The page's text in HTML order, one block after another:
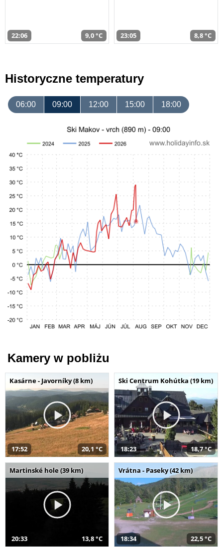
22:06 9,0 °C 23:05 8,8 °C
Historyczne temperatury
06:00 09:00 12:00 15:00 18:00
Kamery w pobliżu
Kasárne - Javorníky (8 km)
17:52 20,1 °C
Ski Centrum Kohútka (19 km)
18:23 18,7 °C
Martinské hole (39 km)
20:33 13,8 °C
Vrátna - Paseky (42 km)
18:34 22,5 °C